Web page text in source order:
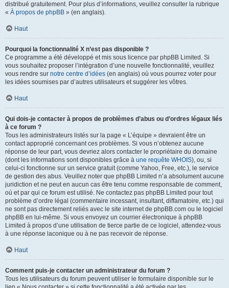
distribué gratuitement. Pour plus d’informations, veuillez consulter la rubrique
« À propos de phpBB » (en anglais).
Haut
Pourquoi la fonctionnalité X n’est pas disponible ?
Ce programme a été développé et mis sous licence par phpBB Limited. Si
vous souhaitez proposer l’intégration d’une nouvelle fonctionnalité, veuillez
vous rendre sur notre centre d’idées (en anglais) où vous pourrez voter pour
les idées soumises par d’autres utilisateurs et suggérer les vôtres.
Haut
Qui dois-je contacter à propos de problèmes d’abus ou d’ordres légaux liés
à ce forum ?
Tous les administrateurs listés sur la page « L’équipe » devraient être un
contact approprié concernant ces problèmes. Si vous n’obtenez aucune
réponse de leur part, vous devriez alors contacter le propriétaire du domaine
(dont les informations sont disponibles grâce à une requête WHOIS), ou, si
celui-ci fonctionne sur un service gratuit (comme Yahoo, Free, etc.), le service
de gestion des abus. Veuillez noter que phpBB Limited n’a absolument aucune
juridiction et ne peut en aucun cas être tenu comme responsable de comment,
où et par qui ce forum est utilisé. Ne contactez pas phpBB Limited pour tout
problème d’ordre légal (commentaire incessant, insultant, diffamatoire, etc.) qui
ne sont pas directement reliés avec le site internet de phpBB.com ou le logiciel
phpBB en lui-même. Si vous envoyez un courrier électronique à phpBB
Limited à propos d’une utilisation de tierce partie de ce logiciel, attendez-vous
à une réponse laconique ou à ne pas recevoir de réponse.
Haut
Comment puis-je contacter un administrateur du forum ?
Tous les utilisateurs du forum peuvent utiliser le formulaire disponible sur le